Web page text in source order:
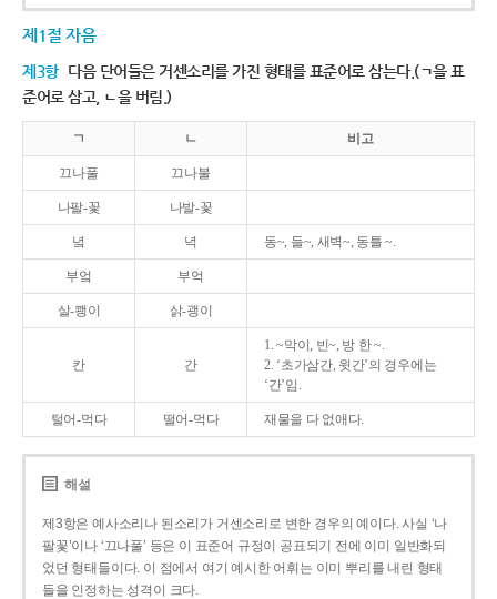
제1절 자음
제3항 다음 단어들은 거센소리를 가진 형태를 표준어로 삼는다.(ㄱ을 표
준어로 삼고, ㄴ을 버림.)
ㄱ ㄴ 비고
끄나풀 끄나불
나팔-꽃 나발-꽃
녘 녁 동~, 들~, 새벽~, 동틀 ~.
부엌 부억
살-쾡이 삵-괭이
칸 간
1. ~막이, 빈~, 방 한 ~.
2. ‘초가삼간, 윗간’의 경우에는
‘간’임.
털어-먹다 떨어-먹다 재물을 다 없애다.
해설
제3항은 예사소리나 된소리가 거센소리로 변한 경우의 예이다. 사실 ‘나
팔꽃’이나 ‘끄나풀’ 등은 이 표준어 규정이 공표되기 전에 이미 일반화되
었던 형태들이다. 이 점에서 여기 예시한 어휘는 이미 뿌리를 내린 형태
들을 인정하는 성격이 크다.